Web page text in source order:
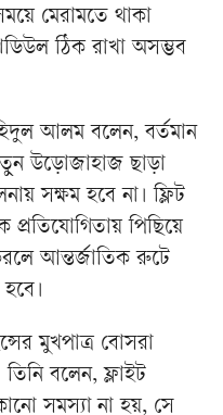
মেরামতে থাকা
ঠিক রাখা অসম্ভব
আলম বলেন, বর্তমান
উড়োজাহাজ ছাড়া
সক্ষম হবে না। ফ্লিট
প্রতিযোগিতায় পিছিয়ে
আন্তর্জাতিক রুটে
হবে।
মুখপাত্র বোসরা
বলেন, ফ্লাইট
সমস্যা না হয়, সে